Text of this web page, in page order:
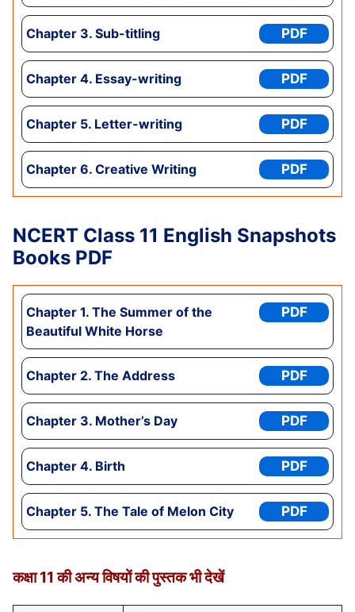
Chapter 3. Sub-titling PDF
Chapter 4. Essay-writing PDF
Chapter 5. Letter-writing PDF
Chapter 6. Creative Writing PDF
NCERT Class 11 English Snapshots
Books PDF
Chapter 1. The Summer of the
Beautiful White Horse
PDF
Chapter 2. The Address PDF
Chapter 3. Mother’s Day PDF
Chapter 4. Birth PDF
Chapter 5. The Tale of Melon City PDF
कक्षा 11 की अन्य विषयों की पुस्तक भी देखें